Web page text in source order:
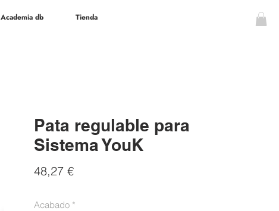
Academia db Tienda
Pata regulable para
Sistema YouK
48,27 €Precio
Acabado *